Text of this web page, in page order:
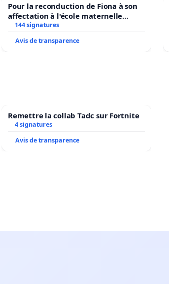
Pour la reconduction de Fiona à son
affectation à l'école maternelle
LAMARTINE auprès de Léo N. en
144 signatures
Avis de transparence
Remettre la collab Tadc sur Fortnite
4 signatures
Avis de transparence